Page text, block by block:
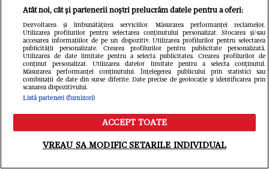
„Rămâi sexy!” Cum s-a
afișat Loredana Groza la o
Meniu Caută
Atât noi, cât și partenerii noștri prelucrăm datele pentru a oferi:
Dezvoltarea și îmbunătățirea serviciilor. Măsurarea performanței reclamelor.
Utilizarea profilurilor pentru selectarea conținutului personalizat. Stocarea și/sau
accesarea informațiilor de pe un dispozitiv. Utilizarea profilurilor pentru selectarea
publicității personalizate. Crearea profilurilor pentru publicitate personalizată.
Utilizarea de date limitate pentru a selecta publicitatea. Crearea profilurilor de
conținut personalizat. Utilizarea datelor limitate pentru a selecta conținutul.
Măsurarea performanței conținutului. Înțelegerea publicului prin statistici sau
combinații de date din surse diferite. Date precise de geolocație și identificarea prin
scanarea dispozitivului.
Listă parteneri (furnizori)
ACCEPT TOATE
VREAU SA MODIFIC SETARILE INDIVIDUAL